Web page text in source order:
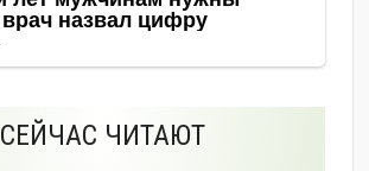
СЕЙЧАС ЧИТАЮТ